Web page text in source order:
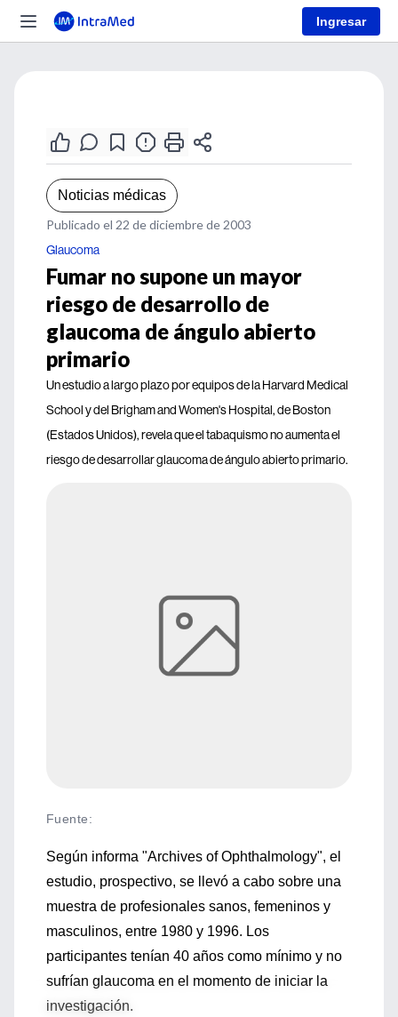
Ingresar
Noticias médicas
Publicado el 22 de diciembre de 2003
Glaucoma
Fumar no supone un mayor
riesgo de desarrollo de
glaucoma de ángulo abierto
primario
Un estudio a largo plazo por equipos de la Harvard Medical
School y del Brigham and Women's Hospital, de Boston
(Estados Unidos), revela que el tabaquismo no aumenta el
riesgo de desarrollar glaucoma de ángulo abierto primario.
Fuente:
Según informa "Archives of Ophthalmology", el
estudio, prospectivo, se llevó a cabo sobre una
muestra de profesionales sanos, femeninos y
masculinos, entre 1980 y 1996. Los
participantes tenían 40 años como mínimo y no
sufrían glaucoma en el momento de iniciar la
investigación.